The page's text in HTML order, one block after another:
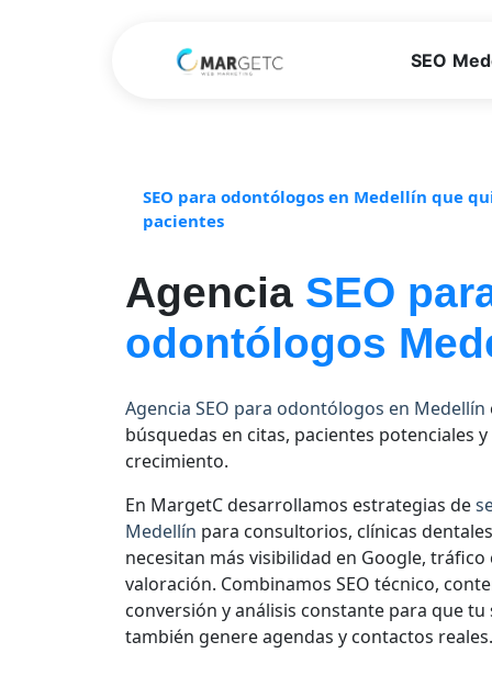
SEO
SEO para odontólogos en Medellín que
pacientes
Agencia SEO
odontólogos
Agencia SEO para odontólogos en Medellín
búsquedas en citas, pacientes potenciales
crecimiento.
En MargetC desarrollamos estrategias de
Medellín para consultorios, clínicas
necesitan más visibilidad en Google,
valoración. Combinamos SEO técnico,
conversión y análisis constante para que
también genere agendas y contactos reales.